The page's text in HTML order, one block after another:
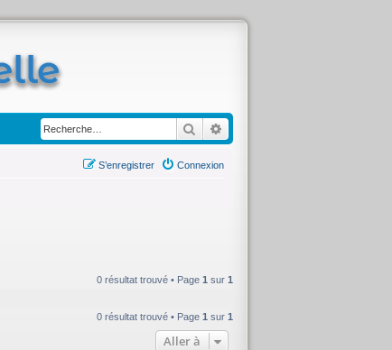
Rechercher
Connexion
S’enregistrer
0 résultat trouvé • Page 1 sur 1
0 résultat trouvé • Page 1 sur 1
Aller à